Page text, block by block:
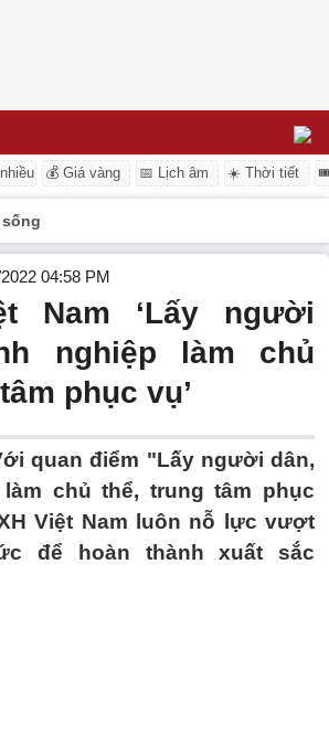
💰 Giá vàng 📅 Lịch âm ☀️ Thời tiết
04:58 PM
Nam ‘Lấy người
nghiệp làm chủ
phục vụ’
quan điểm "Lấy người dân,
chủ thể, trung tâm phục
Việt Nam luôn nỗ lực vượt
để hoàn thành xuất sắc